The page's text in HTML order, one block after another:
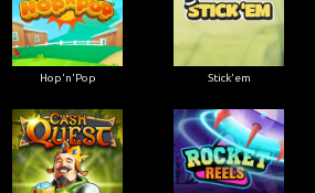
Hop'n'Pop Stick'em